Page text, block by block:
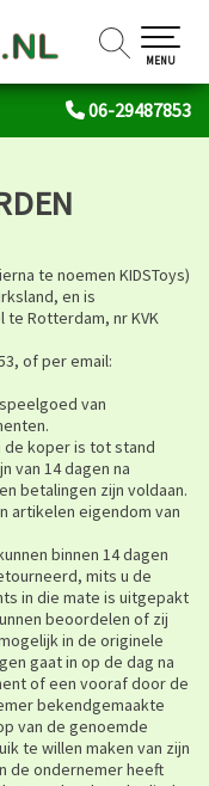
06-29487853
MENU
te noemen KIDSToys)
en is
Rotterdam, nr KVK
of per email:
van
de koper is tot stand
van 14 dagen na
betalingen zijn voldaan.
artikelen eigendom van
binnen 14 dagen
mits u de
in die mate is uitgepakt
beoordelen of zij
in de originele
gaat in op de dag na
of een vooraf door de
bekendgemaakte
van de genoemde
te willen maken van zijn
de ondernemer heeft